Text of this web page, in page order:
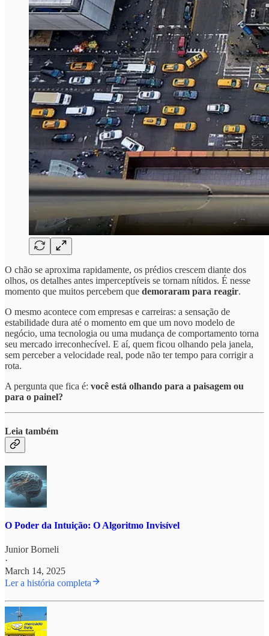
O chão se aproxima rapidamente, os prédios crescem diante dos
olhos, os detalhes antes imperceptíveis se tornam nítidos. É nesse
momento que muitos percebem que demoraram para reagir.
O mesmo acontece com empresas e carreiras: a sensação de
estabilidade dura até o momento em que um novo modelo de
negócio, uma tecnologia ou uma mudança de comportamento torna
seu mercado irreconhecível. E aí, quem ficou olhando pela janela,
sem perceber a velocidade real, pode não ter tempo para corrigir a
rota.
A pergunta que fica é: você está olhando para a paisagem ou
para o painel?
Leia também
O Poder da Intuição: O Algoritmo Invisível
Junior Borneli
·
March 14, 2025
Ler a história completa